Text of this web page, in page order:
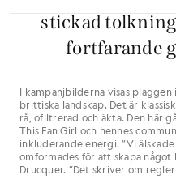
stickad
fortfarande
I kampanjbilderna visas
brittiska landskap. Det är
rå, ofiltrerad och äkta. Den här
This Fan Girl och hennes
inkluderande energi. ”Vi
omformades för att skapa något
Drucquer. ”Det skriver om